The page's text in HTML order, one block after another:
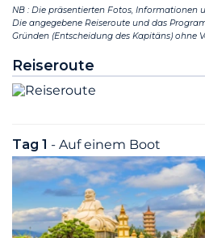
NB : Die präsentierten Fotos, Informationen
Die angegebene Reiseroute und das
Gründen (Entscheidung des Kapitäns) ohne
Reiseroute
Tag 1 - Auf einem Boot